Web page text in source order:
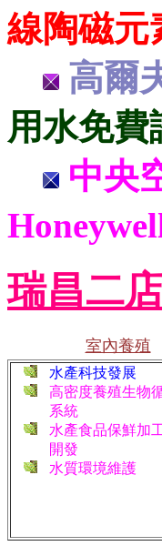
線陶磁元
高爾
用水免費
中央
瑞昌二
室內養殖
水產科技發展
高密度養殖生物
系統
水產食品保鮮加
開發
水質環境維護